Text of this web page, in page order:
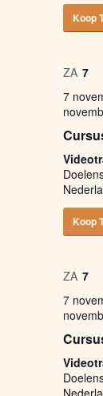
Koop
ZA 7
7
Koop
ZA 7
7